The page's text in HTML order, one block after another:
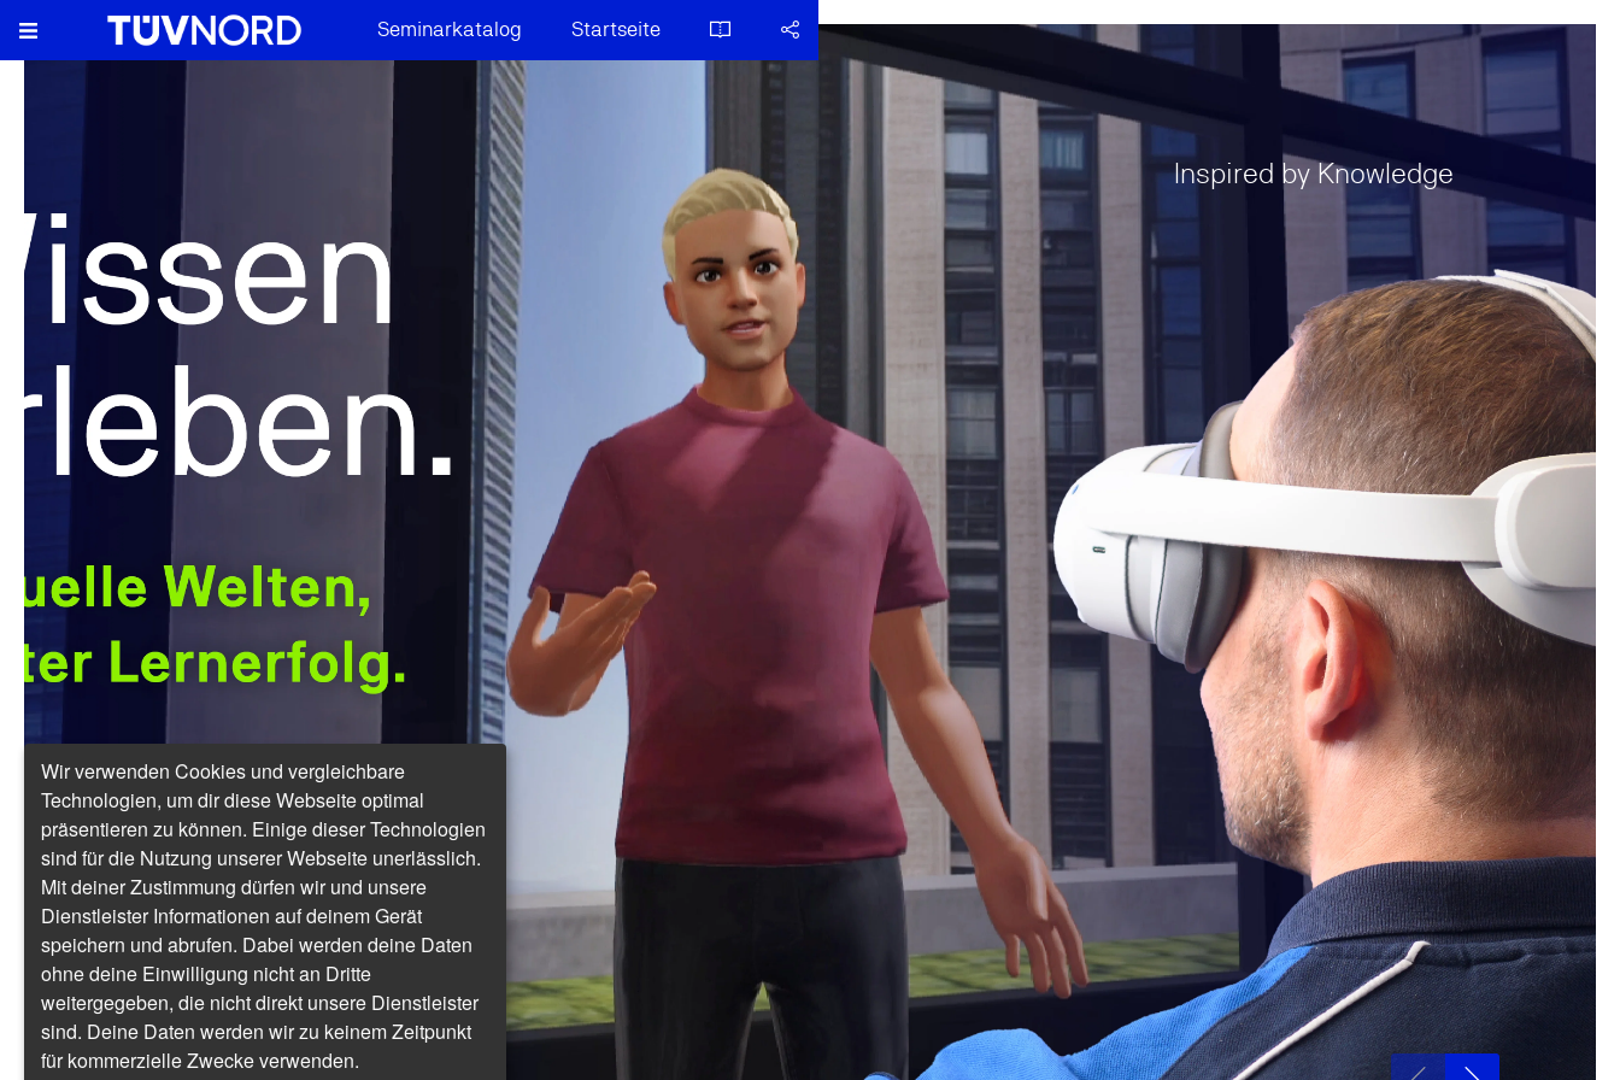
Seminarkatalog Startseite
Inspired by Knowledge
Wir verwenden Cookies und vergleichbare
Technologien, um dir diese Webseite optimal
präsentieren zu können. Einige dieser Technologien
sind für die Nutzung unserer Webseite unerlässlich.
Mit deiner Zustimmung dürfen wir und unsere
Dienstleister Informationen auf deinem Gerät
speichern und abrufen. Dabei werden deine Daten
ohne deine Einwilligung nicht an Dritte
weitergegeben, die nicht direkt unsere Dienstleister
sind. Deine Daten werden wir zu keinem Zeitpunkt
für kommerzielle Zwecke verwenden.